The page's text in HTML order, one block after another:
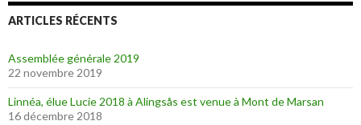
ARTICLES RÉCENTS
Assemblée générale 2019
22 novembre 2019
Linnéa, élue Lucie 2018 à Alingsås est venue à Mont de Marsan
16 décembre 2018